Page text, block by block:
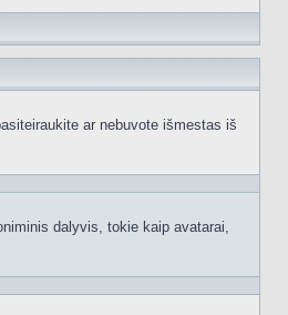
ar nebuvote išmestas iš
dalyvis, tokie kaip avatarai,